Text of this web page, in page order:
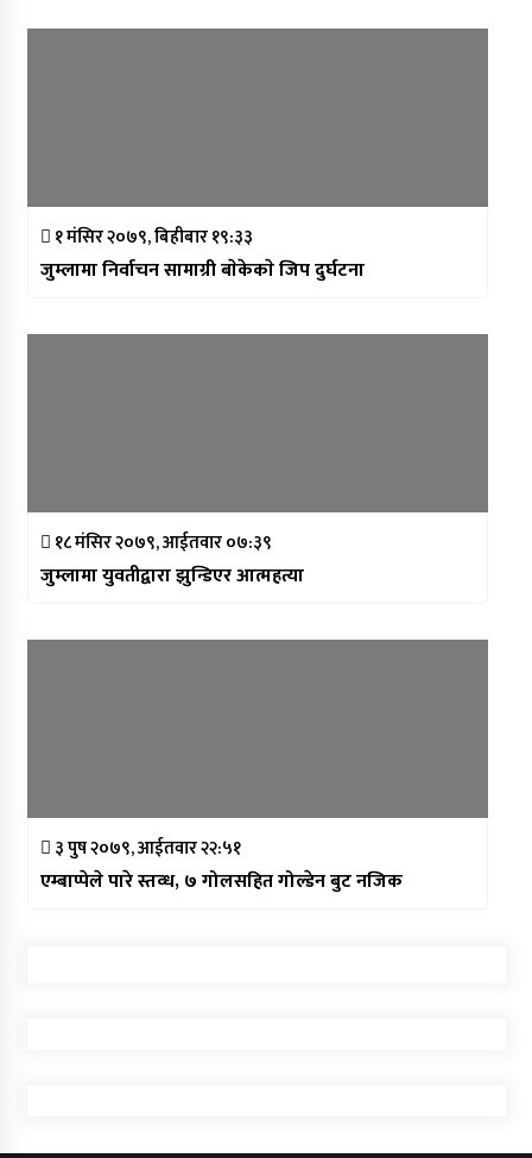
१ मंसिर २०७९, बिहीबार १९:३३
जुम्लामा निर्वाचन सामाग्री बाेकेकाे जिप दुर्घटना
१८ मंसिर २०७९, आईतवार ०७:३९
जुम्लामा युवतीद्वारा झुन्डिएर आत्महत्या
३ पुष २०७९, आईतवार २२:५१
एम्बाप्पेले पारे स्तव्ध, ७ गोलसहित गोल्डेन बुट नजिक